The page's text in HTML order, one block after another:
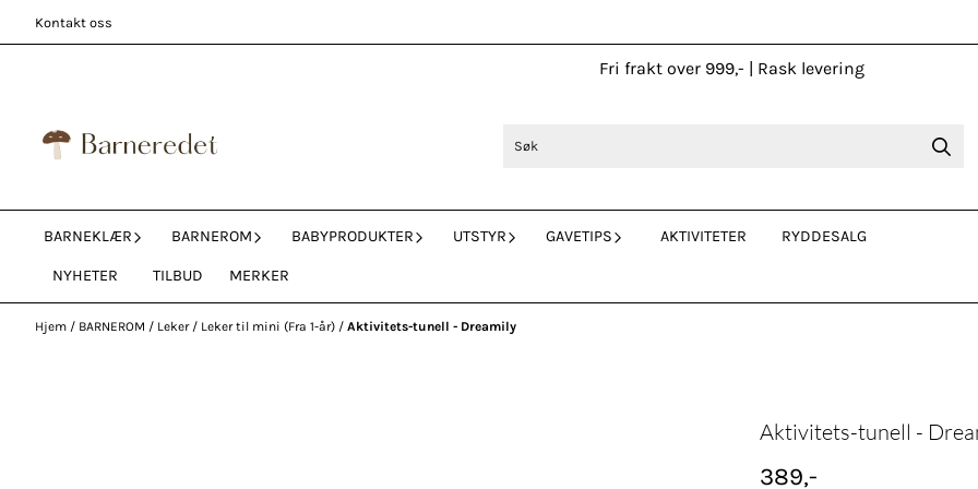
Hopp til innhold
Kontakt oss
Fri frakt over 999,- | Rask levering
BARNEKLÆR BARNEROM BABYPRODUKTER UTSTYR GAVETIPS AKTIVITETER RYDDESALG
NYHETER TILBUD MERKER
Hjem / BARNEROM / Leker / Leker til mini (Fra 1-år) / Aktivitets-tunell - Dreamily
Aktivitets-tunell -
389,-